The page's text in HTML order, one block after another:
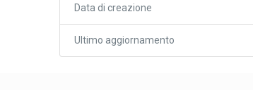
Data di creazione
Ultimo aggiornamento